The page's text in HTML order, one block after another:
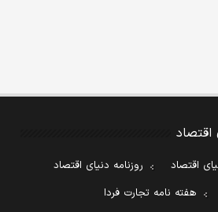
اقتصاد
اقتصاد
روزنامه دنیای اقتصاد
هفته نامه تجارت فردا